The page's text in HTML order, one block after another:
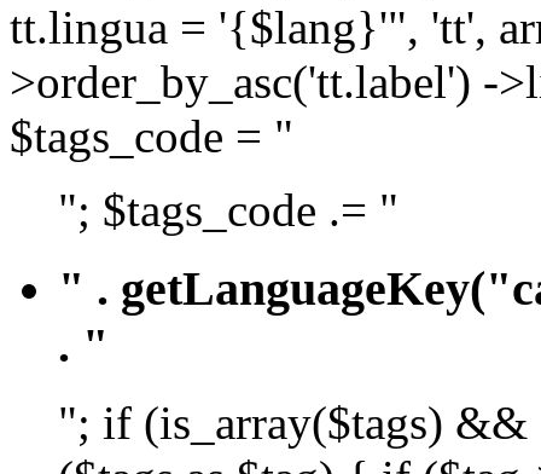
tt.lingua = '{$lang}'", 'tt',
>order_by_asc('tt.label') -
$tags_code = "
"; $tags_code .= "
" .
. "
"; if (is_array($tags) &&